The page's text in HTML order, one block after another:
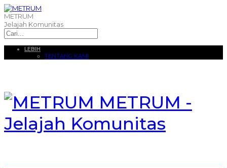
METRUM
Jelajah Komunitas
LEBIH
TENTANG KAMI
METRUM -
Jelajah Komunitas